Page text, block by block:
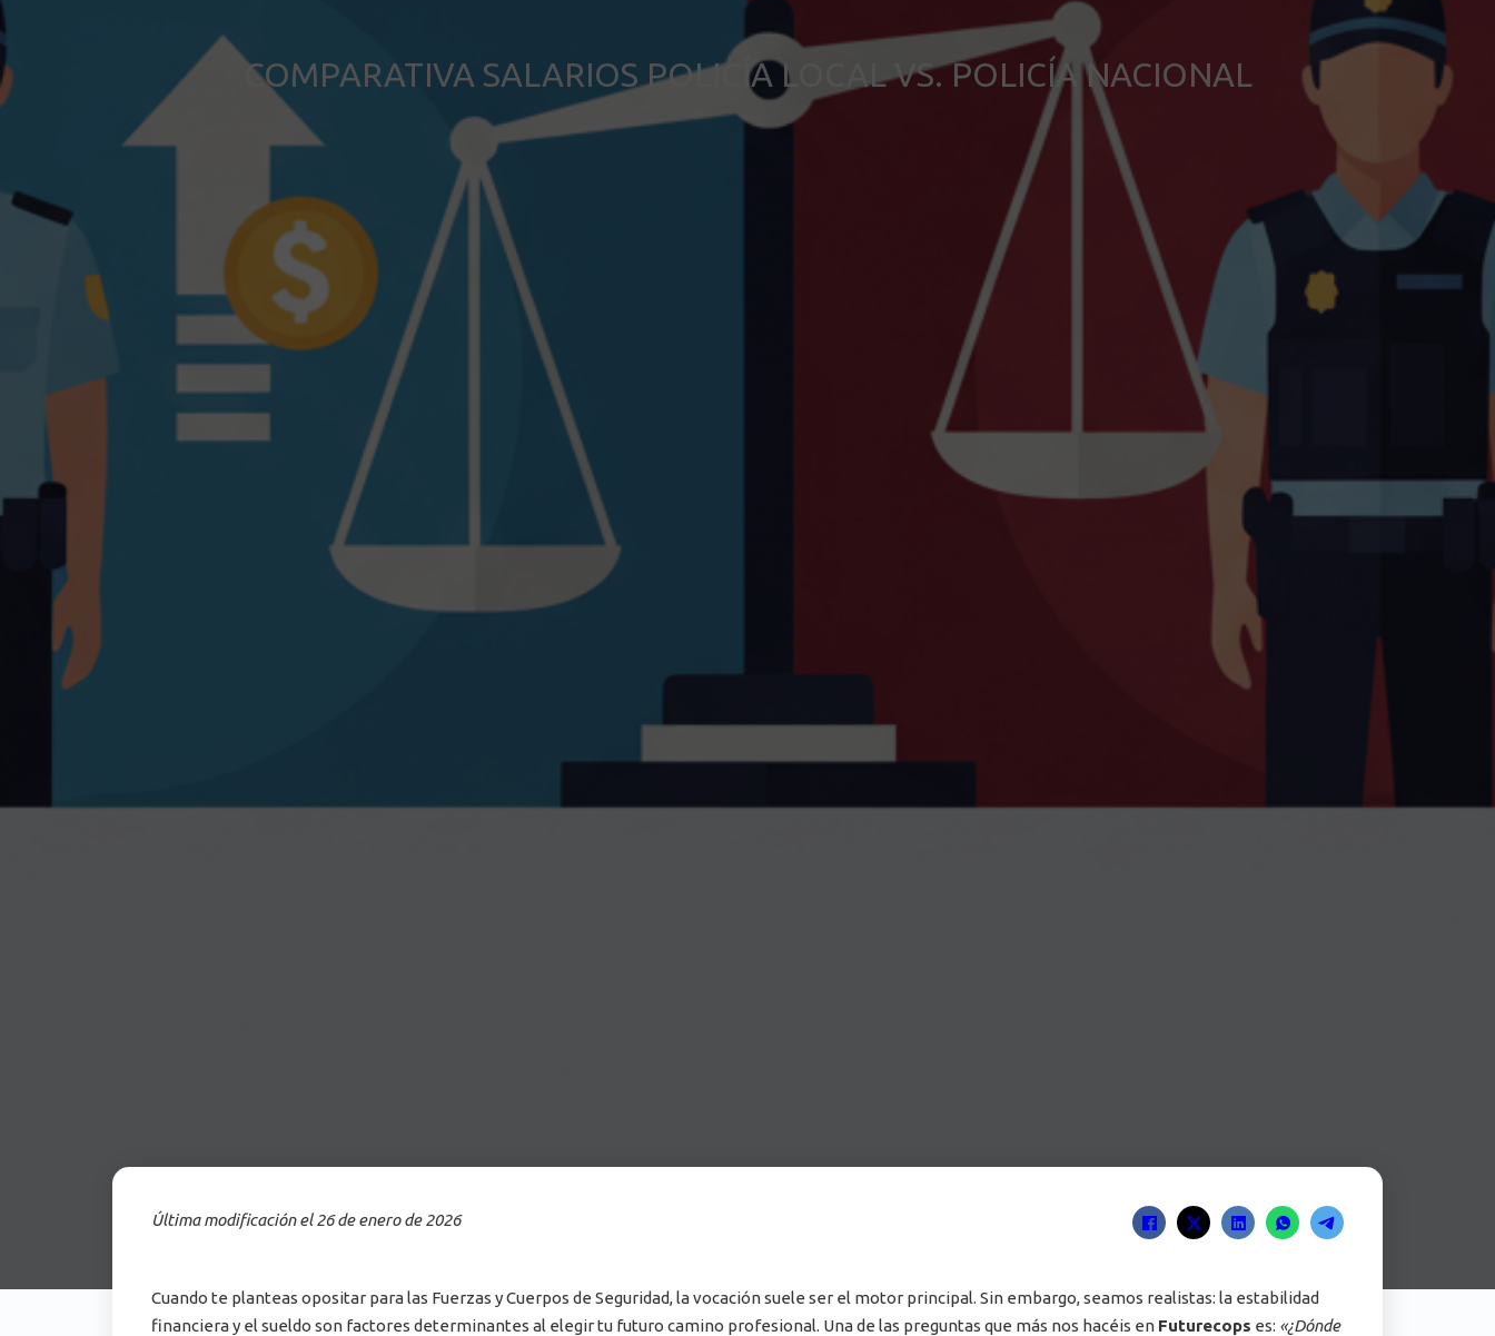
COMPARATIVA SALARIOS POLICÍA LOCAL VS. POLICÍA NACIONAL
Última modificación el 26 de enero de 2026
Cuando te planteas opositar para las Fuerzas y Cuerpos de Seguridad, la vocación suele ser el motor principal. Sin embargo, seamos realistas: la estabilidad
financiera y el sueldo son factores determinantes al elegir tu futuro camino profesional. Una de las preguntas que más nos hacéis en Futurecops es: «¿Dónde